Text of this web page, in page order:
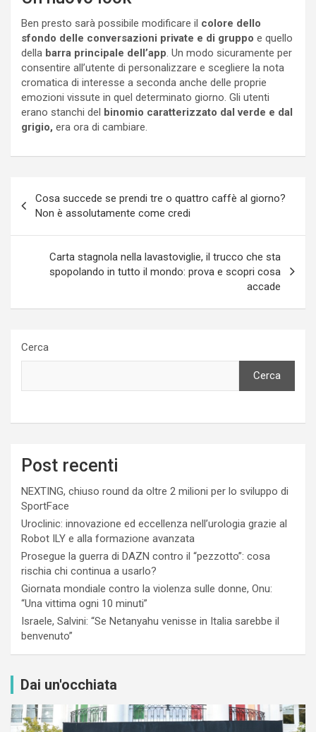
Ben presto sarà possibile modificare il colore dello
sfondo delle conversazioni private e di gruppo e quello
della barra principale dell’app. Un modo sicuramente per
consentire all’utente di personalizzare e scegliere la nota
cromatica di interesse a seconda anche delle proprie
emozioni vissute in quel determinato giorno. Gli utenti
erano stanchi del binomio caratterizzato dal verde e dal
grigio, era ora di cambiare.
articoli
Cosa succede se prendi tre o quattro caffè al giorno?
Non è assolutamente come credi
Carta stagnola nella lavastoviglie, il trucco che sta
spopolando in tutto il mondo: prova e scopri cosa
accade
Cerca
Cerca
Post recenti
NEXTING, chiuso round da oltre 2 milioni per lo sviluppo di
SportFace
Uroclinic: innovazione ed eccellenza nell’urologia grazie al
Robot ILY e alla formazione avanzata
Prosegue la guerra di DAZN contro il “pezzotto”: cosa
rischia chi continua a usarlo?
Giornata mondiale contro la violenza sulle donne, Onu:
“Una vittima ogni 10 minuti”
Israele, Salvini: “Se Netanyahu venisse in Italia sarebbe il
benvenuto”
Dai un'occhiata